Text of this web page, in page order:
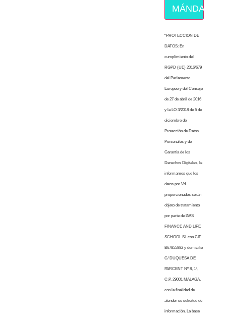
MÁNDAME
“PROTECCION DE
DATOS: En
cumplimiento del
RGPD (UE) 2016/679
del Parlamento
Europeo y del Consejo
de 27 de abril de 2016
y la LO 3/2018 de 5 de
diciembre de
Protección de Datos
Personales y de
Garantía de los
Derechos Digitales, le
informamos que los
datos por Vd.
proporcionados serán
objeto de tratamiento
por parte de LWS
FINANCE AND LIFE
SCHOOL SL con CIF
B67855882 y domicilio
C/ DUQUESA DE
PARCENT Nº 8, 1º,
C.P. 29001 MALAGA,
con la finalidad de
atender su solicitud de
información. La base